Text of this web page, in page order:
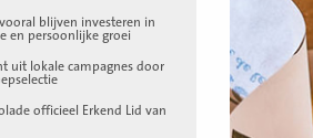
blijven investeren in
en persoonlijke groei
uit lokale campagnes door
officieel Erkend Lid van